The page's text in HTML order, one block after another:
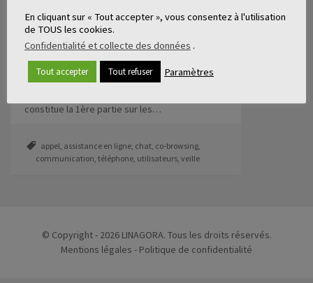
Dans le cadre d’une veille technologique pour
un de nos clients publics, nous avons étudié le
sujet des outils d’assistance en ligne. Il s’agit de
conseiller les services d’assistance
constitue la 1ère partie sur les…
appel, assistance en ligne, chat, co-browsing,
communication, téléphone, utilisateurs, veille
© Copyright - 2026 LINAGORA. Tous les droits réservés.
Mentions légales - Politique de confidentialité
En cliquant sur « Tout accepter », vous consentez à l'utilisation
de TOUS les cookies.
Confidentialité et collecte des données .
Tout accepter Tout refuser Paramètres